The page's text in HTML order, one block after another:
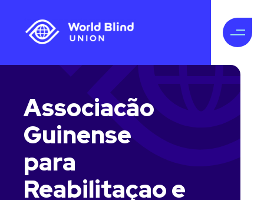
Associacão
Guinense
para
Reabilitaçao e